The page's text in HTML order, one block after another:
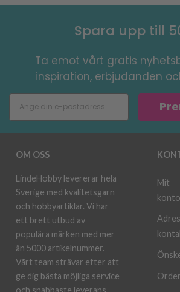
Spara upp till
Ta emot vårt gratis
inspiration, erbjudanden
OM OSS
LindeHobby levererar hela
Sverige med kvalitetsgarn
och hobbyartiklar. Vi har
ett brett utbud av
populära märken med mer
än 5000 artikelnummer.
Vårt team strävar efter att
ge dig bästa möjliga service
och snabbaste leverans
Mit
konto